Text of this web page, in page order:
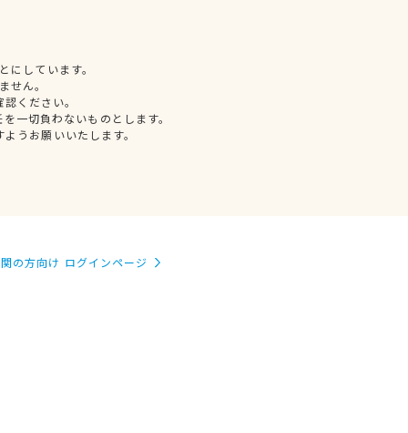
しています。
せん。
ください。
一切負わないものとします。
うお願いいたします。
の方向け ログインページ